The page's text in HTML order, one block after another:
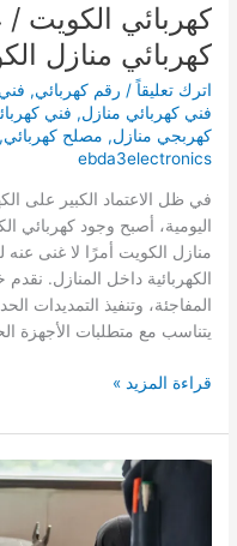
كهربائي منازل
اترك تعليقاً / رقم كهربائي,
فني كهربائي منازل, فني
كهربجي منازل, مصلح كهربائي,
ebda3electronics
في ظل الاعتماد الكبير على
منازل الكويت أمرًا لا غنى
الكهربائية داخل المنازل.
المفاجئة، وتنفيذ التمديدات
يتناسب مع متطلبات الأجهزة
كهربائي
/
66629504
قراءة المزيد »